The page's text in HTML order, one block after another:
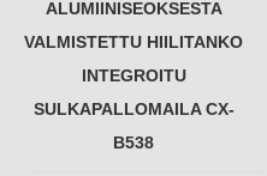
ALUMIINISEOKSESTA
VALMISTETTU HIILITANKO
INTEGROITU
SULKAPALLOMAILA CX-
B538